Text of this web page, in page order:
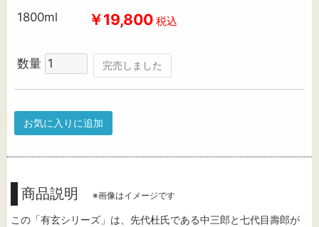
1800ml ￥19,800 税込
数量 完売しました
お気に入りに追加
商品説明 ※画像はイメージです
この「有玄シリーズ」は、先代杜氏である中三郎と七代目壽郎が